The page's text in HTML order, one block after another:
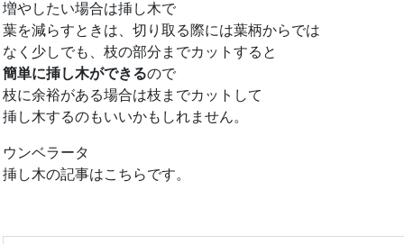
増やしたい場合は挿し木で
葉を減らすときは、切り取る際には葉柄からでは
なく少しでも、枝の部分までカットすると
簡単に挿し木ができるので
枝に余裕がある場合は枝までカットして
挿し木するのもいいかもしれません。
ウンベラータ
挿し木の記事はこちらです。